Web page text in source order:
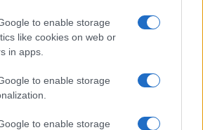
to enable storage
like cookies on web or
in apps.
to enable storage
to enable storage